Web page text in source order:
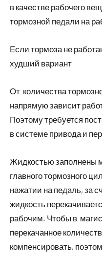
в качестве рабочего
тормозной педали на
Если тормоза не
худший вариант
От количества
напрямую зависит
Поэтому требуется
в системе привода и
Жидкостью заполнены
главного тормозного
нажатии на педаль, за
жидкость
рабочим. Чтобы в
перекачанное
компенсировать,